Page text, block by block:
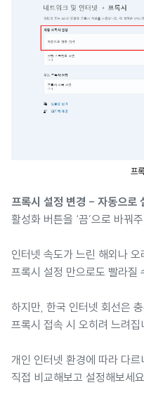
프
프록시 설정 변경 - 자동으로
활성화 버튼을 ‘끔’으로 바꿔
인터넷 속도가 느린 해외나
프록시 설정 만으로도 빨라질
하지만, 한국 인터넷 회선은
프록시 접속 시 오히려 느려집
개인 인터넷 환경에 따라 다르
직접 비교해보고 설정해보세